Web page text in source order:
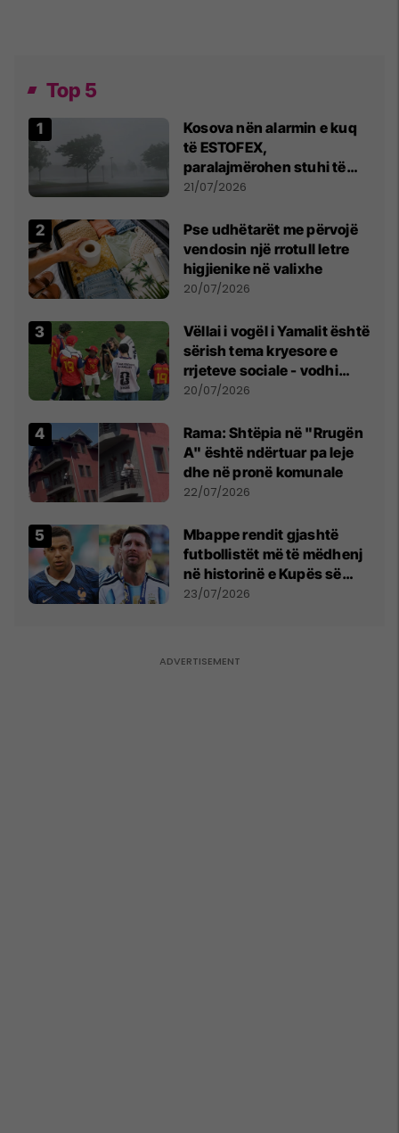
Top 5
Kosova nën alarmin e kuq
të ESTOFEX,
paralajmërohen stuhi të
fuqishme me breshër dhe
21/07/2026
Pse udhëtarët me përvojë
vendosin një rrotull letre
higjienike në valixhe
20/07/2026
Vëllai i vogël i Yamalit është
sërish tema kryesore e
rrjeteve sociale - vodhi
vëmendjen pas finales së
20/07/2026
Rama: Shtëpia në "Rrugën
A" është ndërtuar pa leje
dhe në pronë komunale
22/07/2026
Mbappe rendit gjashtë
futbollistët më të mëdhenj
në historinë e Kupës së
Botës, Messi mbetet i dyti
23/07/2026